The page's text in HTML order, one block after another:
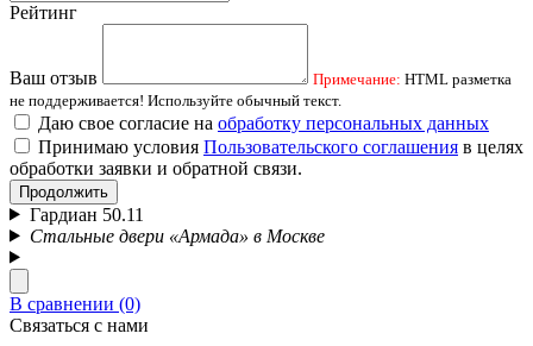
Рейтинг
Ваш отзыв Примечание: HTML разметка
не поддерживается! Используйте обычный текст.
Даю свое согласие на обработку персональных данных
Принимаю условия Пользовательского соглашения в целях
обработки заявки и обратной связи.
Продолжить
Гардиан 50.11
Стальные двери «Армада» в Москве
В сравнении (0)
Связаться с нами